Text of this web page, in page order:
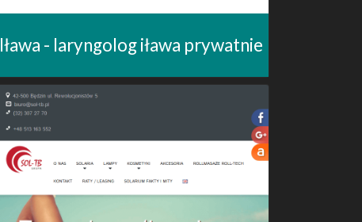
Iława - laryngolog iława prywatnie